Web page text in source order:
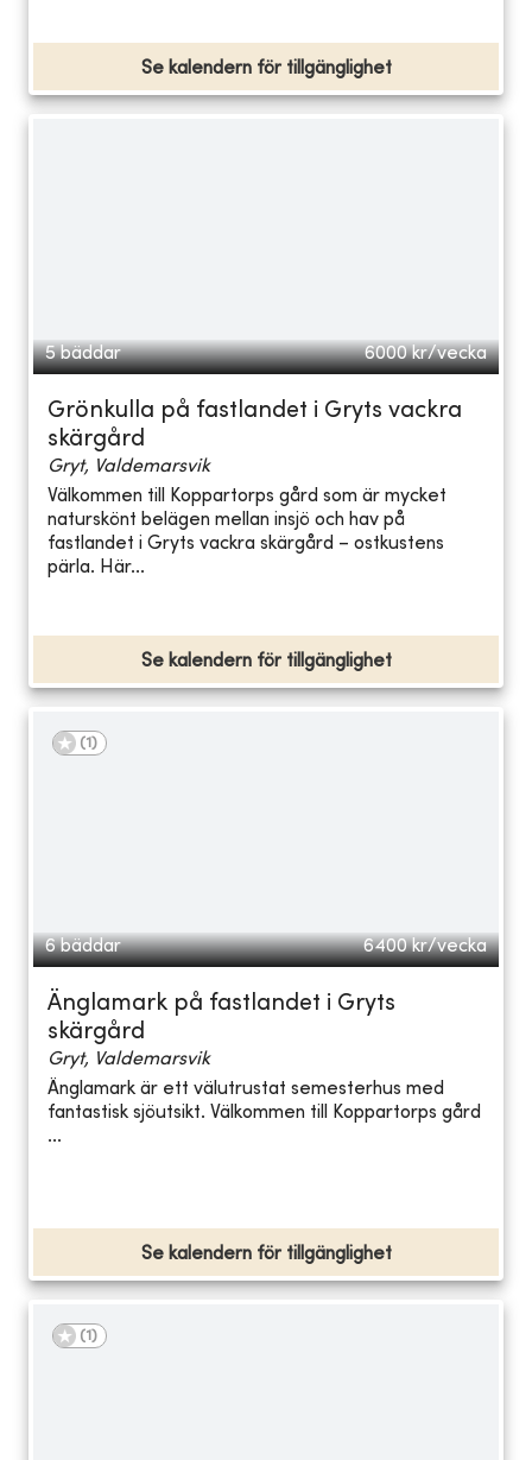
Se kalendern för tillgänglighet
5 bäddar 6000 kr/vecka
Grönkulla på fastlandet i Gryts vackra
skärgård
Gryt, Valdemarsvik
Välkommen till Koppartorps gård som är mycket
naturskönt belägen mellan insjö och hav på
fastlandet i Gryts vackra skärgård – ostkustens
pärla. Här...
Se kalendern för tillgänglighet
(1 )
6 bäddar 6400 kr/vecka
Änglamark på fastlandet i Gryts
skärgård
Gryt, Valdemarsvik
Änglamark är ett välutrustat semesterhus med
fantastisk sjöutsikt. Välkommen till Koppartorps gård
...
Se kalendern för tillgänglighet
(1 )